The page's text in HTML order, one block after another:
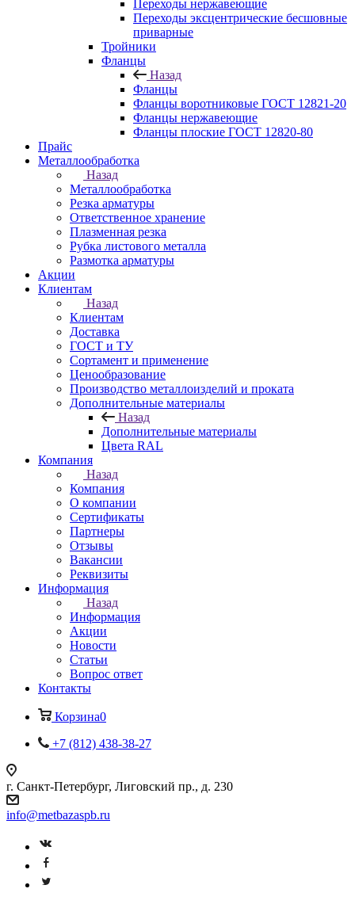
Переходы нержавеющие
Переходы эксцентрические бесшовные
приварные
Тройники
Фланцы
Назад
Фланцы
Фланцы воротниковые ГОСТ 12821-20
Фланцы нержавеющие
Фланцы плоские ГОСТ 12820-80
Прайс
Металлообработка
Назад
Металлообработка
Резка арматуры
Ответственное хранение
Плазменная резка
Рубка листового металла
Размотка арматуры
Акции
Клиентам
Назад
Клиентам
Доставка
ГОСТ и ТУ
Сортамент и применение
Ценообразование
Производство металлоизделий и проката
Дополнительные материалы
Назад
Дополнительные материалы
Цвета RAL
Компания
Назад
Компания
О компании
Сертификаты
Партнеры
Отзывы
Вакансии
Реквизиты
Информация
Назад
Информация
Акции
Новости
Статьи
Вопрос ответ
Контакты
Корзина0
+7 (812) 438-38-27
г. Санкт-Петербург, Лиговский пр., д. 230
info@metbazaspb.ru